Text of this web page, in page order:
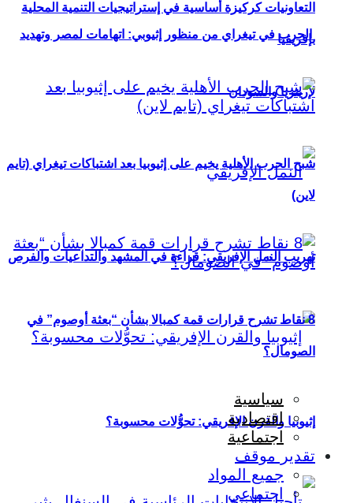
الحرب في تيغراي من منظور إثيوبي: اتهامات لمصر وتهديد
لإريتريا والسودان
تهريب النمل الإفريقي: قراءة في المشهد والتداعيات والفرص
إثيوبيا والقرن الإفريقي: تحوُّلات محسوبة؟
التعاونيات كركيزة أساسية في إستراتيجيات التنمية المحلية
بإفريقيا
شبح الحرب الأهلية يخيم على إثيوبيا بعد اشتباكات تيغراي (تايم
لاين)
8 نقاط تشرح قرارات قمة كمبالا بشأن “بعثة أوصوم” في
الصومال؟
سياسية
اقتصادية
اجتماعية
تقدير موقف
جميع المواد
اجتماعي